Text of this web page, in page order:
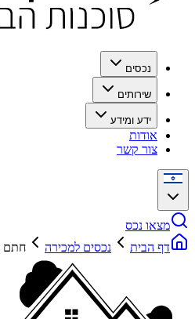
נכסים
שירותים
ידע ומידע
אודות
צור קשר
מצאו נכס
דף הבית
נכסים למכירה חתם סופר